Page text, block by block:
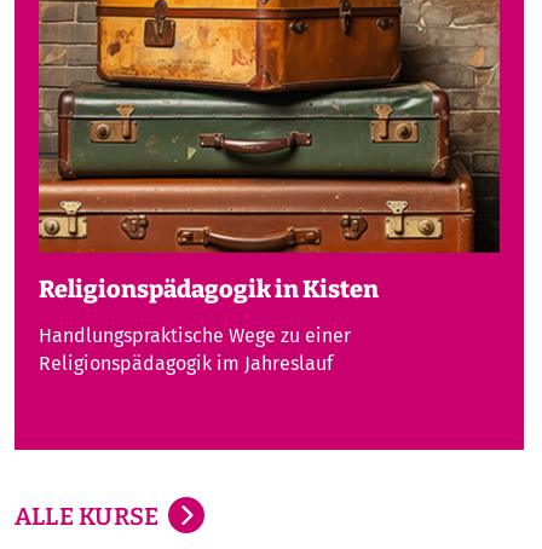
Religionspädagogik in Kisten
Handlungspraktische Wege zu einer
Religionspädagogik im Jahreslauf
ALLE KURSE